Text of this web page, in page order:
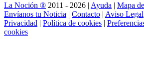
La Noción ® 2011 - 2026 | Ayuda | Mapa
Envíanos tu Noticia | Contacto | Aviso Legal
Privacidad | Política de cookies |
cookies